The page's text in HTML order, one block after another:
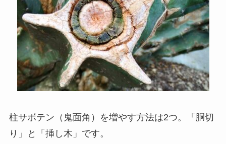
柱サボテン（鬼面角）を増やす方法は2つ。「胴切
り」と「挿し木」です。